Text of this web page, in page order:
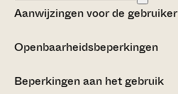
Aanwijzingen voor de gebruiker
Openbaarheidsbeperkingen
Beperkingen aan het gebruik